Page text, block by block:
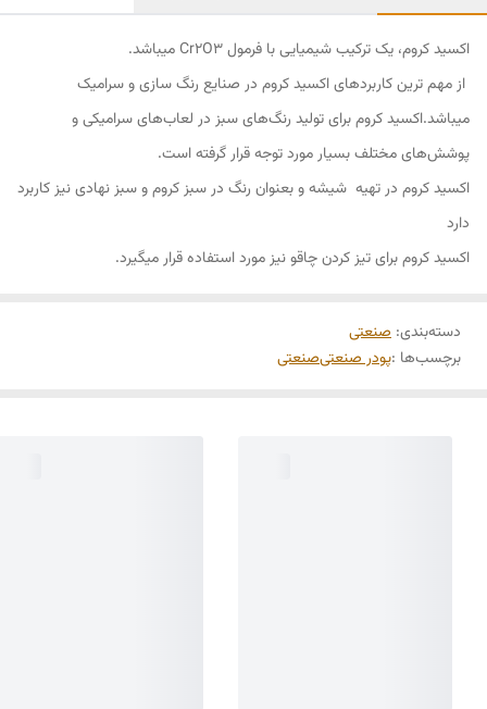
اکسید کروم، یک ترکیب شیمیایی با فرمول Cr2O3 میباشد.
از مهم ترین کاربردهای اکسید کروم در صنایع رنگ سازی و سرامیک
میباشد.اکسید کروم برای تولید رنگ‌های سبز در لعاب‌های سرامیکی و
پوشش‌های مختلف بسیار مورد توجه قرار گرفته است.
اکسید کروم در تهیه شیشه و بعنوان رنگ در سبز کروم و سبز نهادی نیز کاربرد
دارد
اکسید کروم برای تیز کردن چاقو نیز مورد استفاده قرار میگیرد.
دسته‌بندی: صنعتی
برچسب‌ها :پودر صنعتیصنعتی